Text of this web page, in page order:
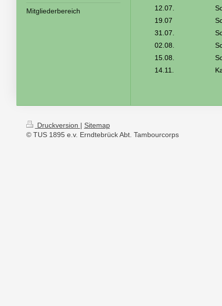
Mitgliederbereich
12.07.
19.07
31.07.
02.08.
15.08.
14.11.
Druckversion | Sitemap
© TUS 1895 e.v. Erndtebrück Abt. Tambourcorps